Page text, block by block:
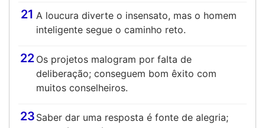
21 A loucura diverte o insensato, mas o homem
inteligente segue o caminho reto.
22 Os projetos malogram por falta de
deliberação; conseguem bom êxito com
muitos conselheiros.
23 Saber dar uma resposta é fonte de alegria;